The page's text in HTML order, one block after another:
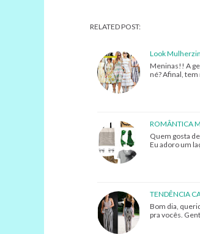
RELATED POST:
Look
Meninas!! A
né? Afinal,
ROMÂNTICA
Quem gosta
Eu adoro um
TENDÊNCIA
Bom dia,
pra vocês.